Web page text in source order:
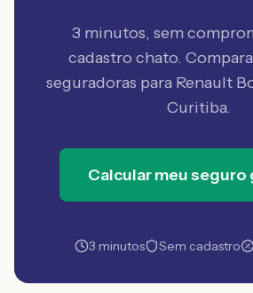
3 minutos, sem
cadastro chato.
seguradoras para Renault
Curitiba.
Calcular meu seguro
3 minutos Sem cadastro